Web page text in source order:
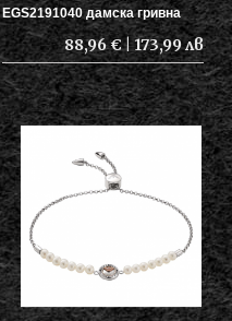
EGS2191040 дамска гривна
88,96 € | 173,99 лв